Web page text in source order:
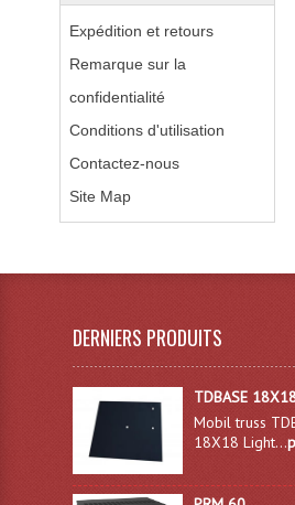
Expédition et retours
Remarque sur la
confidentialité
Conditions d'utilisation
Contactez-nous
Site Map
DERNIERS PRODUITS
TDBASE
Mobil truss
18X18 Light...